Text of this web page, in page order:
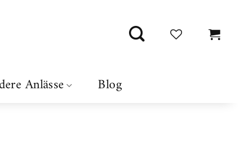
Anlässe Blog